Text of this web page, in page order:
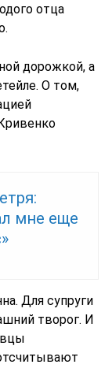
отца
дорожкой, а
О том,
мне еще
Для супруги
творог. И